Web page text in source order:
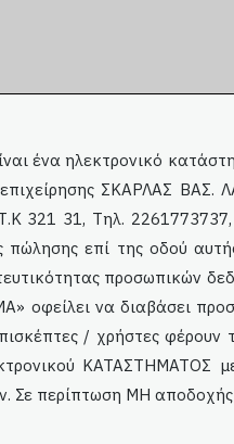
ένα ηλεκτρονικό
επιχείρησης ΣΚΑΡΛΑΣ ΒΑΣ.
321 31, Τηλ.
πώλησης επί της οδού
προσωπικών
οφείλει να διαβάσει
/ χρήστες φέρουν
ΚΑΤΑΣΤΗΜΑΤΟΣ
Σε περίπτωση ΜΗ